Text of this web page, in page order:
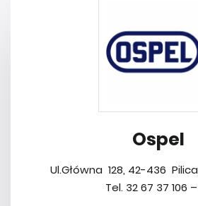
Ospel
Ul.Główna 128, 42-436
Tel. 32 67 37 106 –